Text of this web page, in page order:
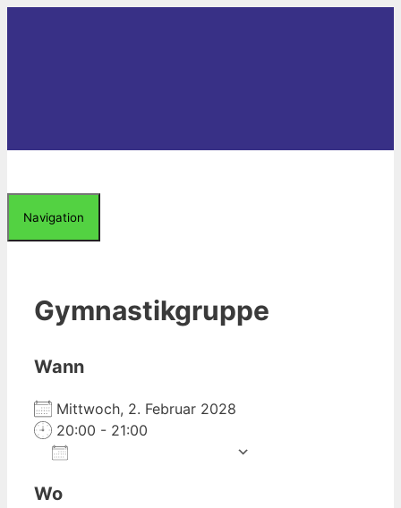
Navigation
Gymnastikgruppe
Wann
Mittwoch, 2. Februar 2028
20:00 - 21:00
Wo